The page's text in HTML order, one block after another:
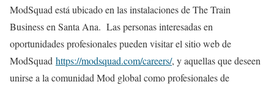
ModSquad está ubicado en las instalaciones de The Train
Business en Santa Ana. Las personas interesadas en
oportunidades profesionales pueden visitar el sitio web de
ModSquad https://modsquad.com/careers/, y aquellas que deseen
unirse a la comunidad Mod global como profesionales de